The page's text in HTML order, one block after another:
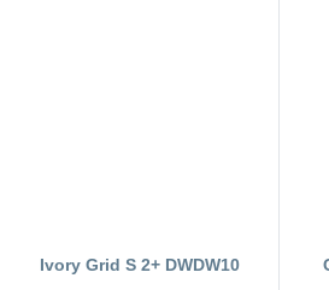
Ivory Grid S 2+ DWDW10